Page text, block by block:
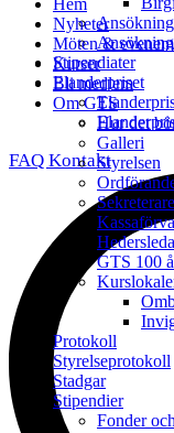
Stipendiater
Elanderpriset
FAQ Kontakt
Hem
Nyheter
Möten &
Kurser
Bli medlem
Om GTS
Hur det
Galleri
Styrelsen
Sekreterare
GTS 100
Protokoll
Styrelseprotokoll
Stadgar
Stipendier
Fonder